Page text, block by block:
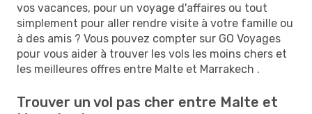
vos vacances, pour un voyage d'affaires ou tout
simplement pour aller rendre visite à votre famille ou
à des amis ? Vous pouvez compter sur GO Voyages
pour vous aider à trouver les vols les moins chers et
les meilleures offres entre Malte et Marrakech .
Trouver un vol pas cher entre Malte et